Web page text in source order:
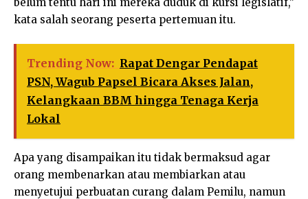
belum tentu hari ini mereka duduk di kursi legislatif,”
kata salah seorang peserta pertemuan itu.
Trending Now: Rapat Dengar Pendapat
PSN, Wagub Papsel Bicara Akses Jalan,
Kelangkaan BBM hingga Tenaga Kerja
Lokal
Apa yang disampaikan itu tidak bermaksud agar
orang membenarkan atau membiarkan atau
menyetujui perbuatan curang dalam Pemilu, namun